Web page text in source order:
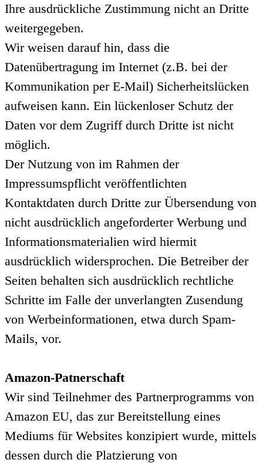
Ihre ausdrückliche Zustimmung nicht an Dritte
weitergegeben.
Wir weisen darauf hin, dass die
Datenübertragung im Internet (z.B. bei der
Kommunikation per E-Mail) Sicherheitslücken
aufweisen kann. Ein lückenloser Schutz der
Daten vor dem Zugriff durch Dritte ist nicht
möglich.
Der Nutzung von im Rahmen der
Impressumspflicht veröffentlichten
Kontaktdaten durch Dritte zur Übersendung von
nicht ausdrücklich angeforderter Werbung und
Informationsmaterialien wird hiermit
ausdrücklich widersprochen. Die Betreiber der
Seiten behalten sich ausdrücklich rechtliche
Schritte im Falle der unverlangten Zusendung
von Werbeinformationen, etwa durch Spam-
Mails, vor.
Amazon-Patnerschaft
Wir sind Teilnehmer des Partnerprogramms von
Amazon EU, das zur Bereitstellung eines
Mediums für Websites konzipiert wurde, mittels
dessen durch die Platzierung von